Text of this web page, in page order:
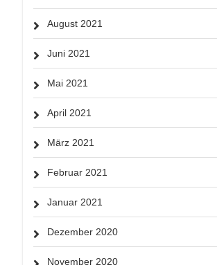
August 2021
Juni 2021
Mai 2021
April 2021
März 2021
Februar 2021
Januar 2021
Dezember 2020
November 2020